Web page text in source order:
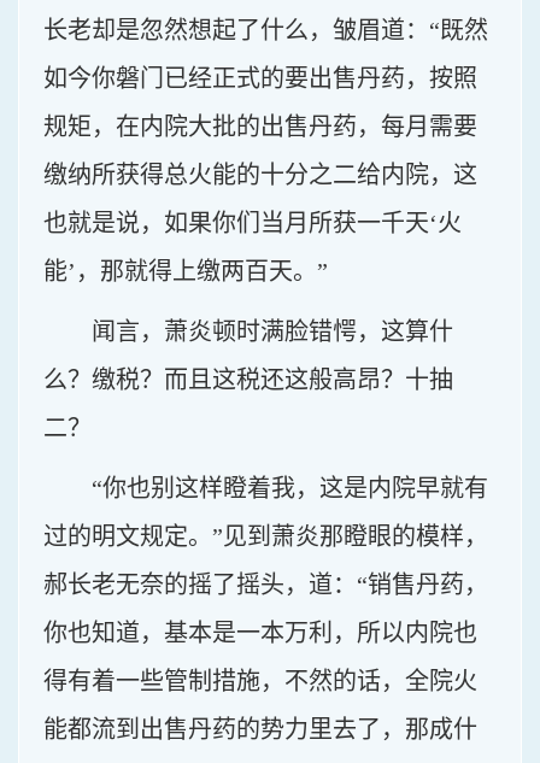
长老却是忽然想起了什么，皱眉道：“既然
如今你磐门已经正式的要出售丹药，按照
规矩，在内院大批的出售丹药，每月需要
缴纳所获得总火能的十分之二给内院，这
也就是说，如果你们当月所获一千天‘火
能’，那就得上缴两百天。”
闻言，萧炎顿时满脸错愕，这算什
么？缴税？而且这税还这般高昂？十抽
二？
“你也别这样瞪着我，这是内院早就有
过的明文规定。”见到萧炎那瞪眼的模样，
郝长老无奈的摇了摇头，道：“销售丹药，
你也知道，基本是一本万利，所以内院也
得有着一些管制措施，不然的话，全院火
能都流到出售丹药的势力里去了，那成什